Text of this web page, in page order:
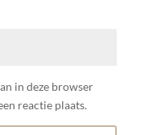
in deze browser
reactie plaats.